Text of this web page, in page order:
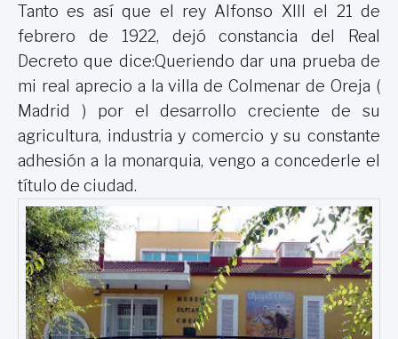
Tanto es así que el rey Alfonso XIII el 21 de
febrero de 1922, dejó constancia del Real
Decreto que dice:Queriendo dar una prueba de
mi real aprecio a la villa de Colmenar de Oreja (
Madrid ) por el desarrollo creciente de su
agricultura, industria y comercio y su constante
adhesión a la monarquia, vengo a concederle el
título de ciudad.